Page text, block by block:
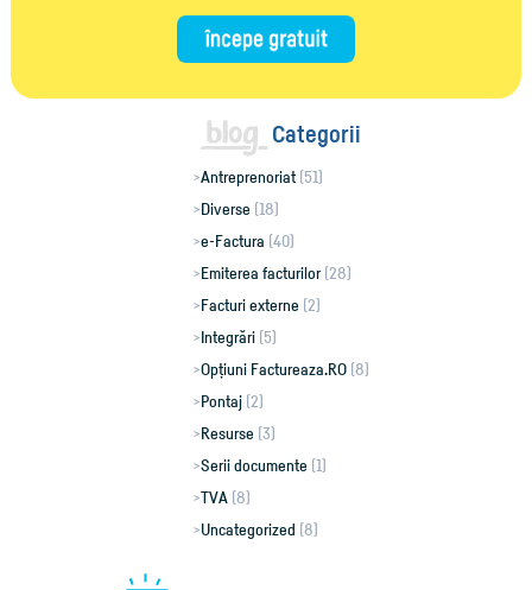
Categorii
Antreprenoriat (51)
Diverse (18)
e-Factura (40)
Emiterea facturilor(28)
Facturi externe (2)
Integrări (5)
Opțiuni Factureaza.RO (8)
Pontaj (2)
Resurse (3)
Serii documente (1)
TVA (8)
Uncategorized (8)